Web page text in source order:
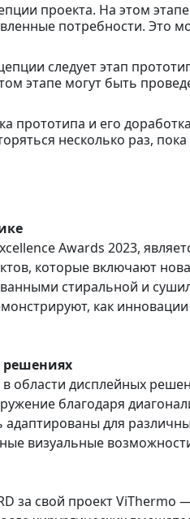
проекта. На этом
потребности. Это
следует этап
этапе могут быть
прототипа и его
несколько раз,
Awards 2023,
которые включают
стиральной и
как
решениях
области дисплейных
благодаря
для
визуальные
за свой проект